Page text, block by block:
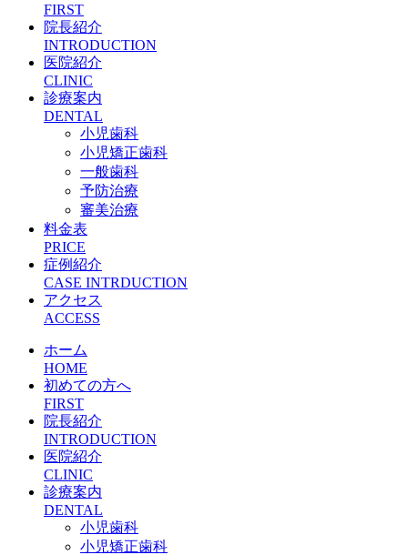
FIRST
院長紹介
INTRODUCTION
医院紹介
CLINIC
診療案内
DENTAL
小児歯科
小児矯正歯科
一般歯科
予防治療
審美治療
料金表
PRICE
症例紹介
CASE INTRDUCTION
アクセス
ACCESS
ホーム
HOME
初めての方へ
FIRST
院長紹介
INTRODUCTION
医院紹介
CLINIC
診療案内
DENTAL
小児歯科
小児矯正歯科